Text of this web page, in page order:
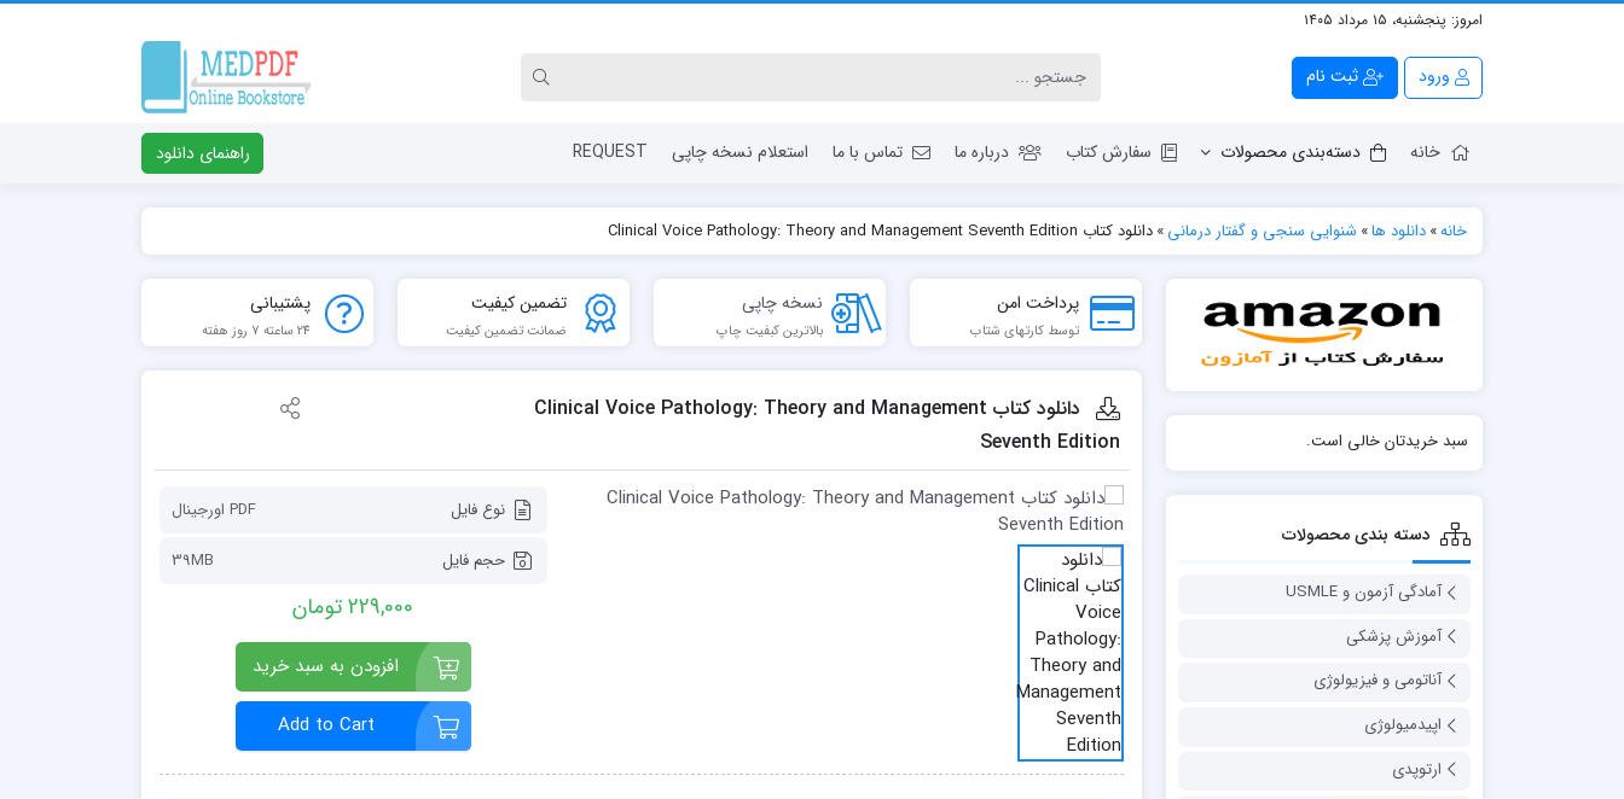
امروز: پنجشنبه، ۱۵ مرداد ۱۴۰۵
ورود ثبت نام
خانه دسته‌بندی محصولات سفارش کتاب درباره ما تماس با ما استعلام نسخه چاپی REQUEST راهنمای دانلود
خانه»دانلود ها» شنوایی سنجی و گفتار درمانی»دانلود کتاب Clinical Voice Pathology: Theory and Management Seventh Edition
پرداخت امن
توسط کارتهای شتاب
نسخه چاپی
بالاترین کبفیت چاپ
تضمین کیفیت
ضمانت تضمین کیفیت
پشتیبانی
24 ساعته 7 روز هفته
دانلود کتاب Clinical Voice Pathology: Theory and Management
Seventh Edition
نوع فایل
PDF اورجينال
حجم فایل
39MB
229,000 تومان
افزودن به سبد خرید
Add to Cart
سبد خریدتان خالی است.
دسته بندی محصولات
آمادگی آزمون و USMLE
آموزش پزشکی
آناتومی و فیزیولوژی
اپیدمیولوژی
ارتوپدی